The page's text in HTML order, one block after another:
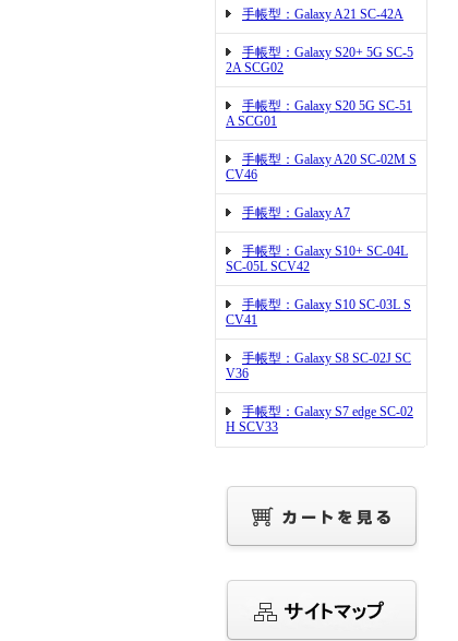
手帳型：Galaxy A21 SC-42A
手帳型：Galaxy S20+ 5G SC-5
2A SCG02
手帳型：Galaxy S20 5G SC-51
A SCG01
手帳型：Galaxy A20 SC-02M S
CV46
手帳型：Galaxy A7
手帳型：Galaxy S10+ SC-04L
SC-05L SCV42
手帳型：Galaxy S10 SC-03L S
CV41
手帳型：Galaxy S8 SC-02J SC
V36
手帳型：Galaxy S7 edge SC-02
H SCV33